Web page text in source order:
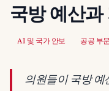
국방 예산
AI 및 국가 안보 공공 부
의원들이 국방 예